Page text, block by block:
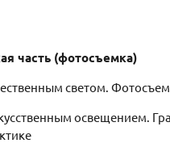
часть (фотосъемка)
светом.
освещением.